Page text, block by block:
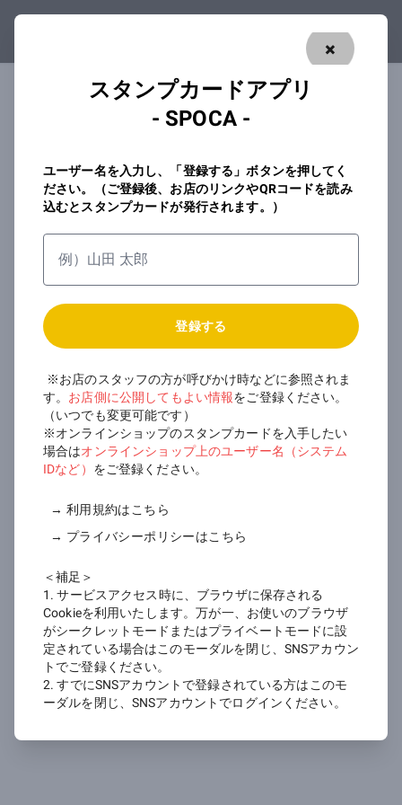
はこちら 👉
SPOCAはスタンプカードを簡単に発行した
会員登録またはログインをし、SPOCA IDを
取得してください。
Facebookで会員登録/ログイン
Twitterで会員登録/ログイン
Appleで会員登録/ログイン
ゲストアカウントで仮登録される
方はこちら
*カード情報をブラウザに保存するため、ブラウザ
がプライベートモードやシークレットモードに設
✖️
スタンプカードアプリ
- SPOCA -
ユーザー名を入力し、「登録する」ボタンを押してく
ださい。（ご登録後、お店のリンクやQRコードを読み
込むとスタンプカードが発行されます。）
登録する
※お店のスタッフの方が呼びかけ時などに参照されま
す。 お店側に公開してもよい情報をご登録ください。
（いつでも変更可能です）
※オンラインショップのスタンプカードを入手したい
場合はオンラインショップ上のユーザー名（システム
IDなど） をご登録ください。
→ 利用規約はこちら
→ プライバシーポリシーはこちら
＜補足＞
1. サービスアクセス時に、ブラウザに保存される
Cookieを利用いたします。万が一、お使いのブラウザ
がシークレットモードまたはプライベートモードに設
定されている場合はこのモーダルを閉じ、SNSアカウン
トでご登録ください。
2. すでにSNSアカウントで登録されている方はこのモ
ーダルを閉じ、SNSアカウントでログインください。